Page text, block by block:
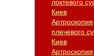
локтевого
Киев
Артроскопия
плечевого
Киев
Артроскопия